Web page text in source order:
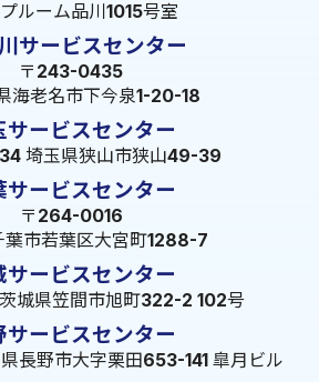
プルーム品川1015号室
サービスセンター
〒243-0435
海老名市下今泉1-20-18
サービスセンター
埼玉県狭山市狭山49-39
サービスセンター
〒264-0016
葉市若葉区大宮町1288-7
サービスセンター
城県笠間市旭町322-2 102号
サービスセンター
長野市大字栗田653-141 皐月ビル